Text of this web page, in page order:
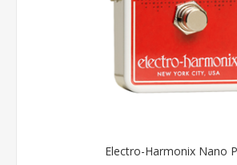
Electro-Harmonix Nano